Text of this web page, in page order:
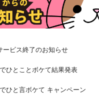
ービス終了のお知らせ
ひとことボケて結果発表
ひと言ボケて キャンペーン